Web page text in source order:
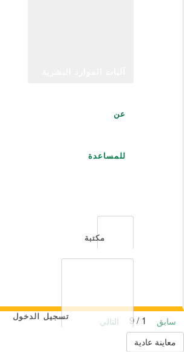
عن
للمساعدة
مكتبة
تسجيل الدخول سابق
التالي
معاينة عادية